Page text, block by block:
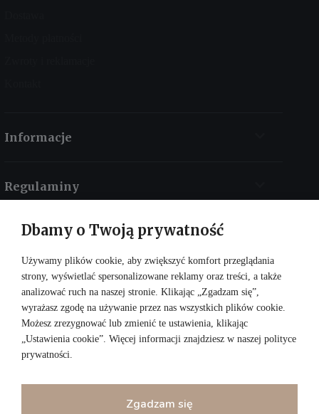
Informacje
Regulaminy
Kontakt
Dbamy o Twoją prywatność
Używamy plików cookie, aby zwiększyć komfort przeglądania
strony, wyświetlać spersonalizowane reklamy oraz treści, a także
analizować ruch na naszej stronie. Klikając „Zgadzam się”,
wyrażasz zgodę na używanie przez nas wszystkich plików cookie.
Możesz zrezygnować lub zmienić te ustawienia, klikając
„Ustawienia cookie”. Więcej informacji znajdziesz w naszej polityce
prywatności.
Zgadzam się